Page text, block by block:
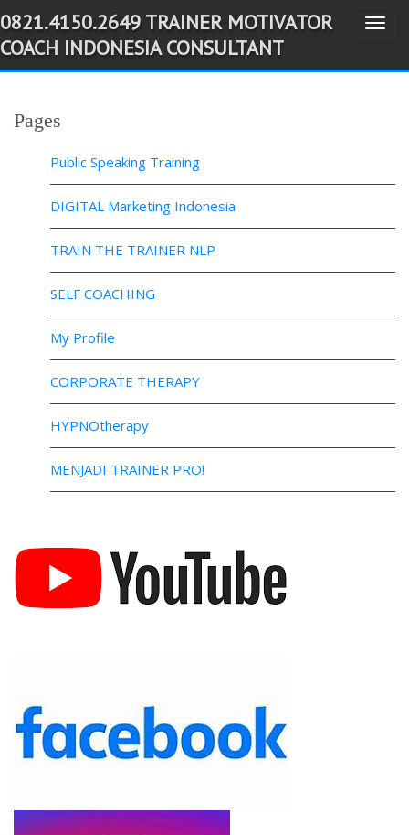
-->
T
g
v
g
0821.4150.2649 TRAINER MOTIVATOR
COACH INDONESIA CONSULTANT
Pages
Public Speaking Training
DIGITAL Marketing Indonesia
TRAIN THE TRAINER NLP
SELF COACHING
My Profile
CORPORATE THERAPY
HYPNOtherapy
MENJADI TRAINER PRO!